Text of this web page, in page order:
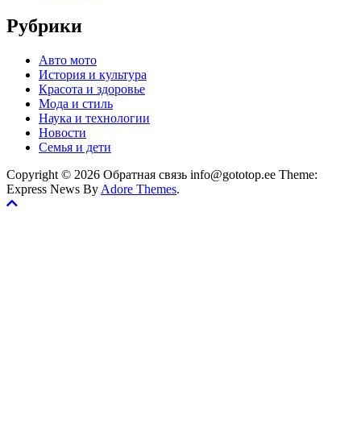
Рубрики
Авто мото
История и культура
Красота и здоровье
Мода и стиль
Наука и технологии
Новости
Семья и дети
Copyright © 2026 Обратная связь info@gototop.ee Theme:
Express News By Adore Themes.